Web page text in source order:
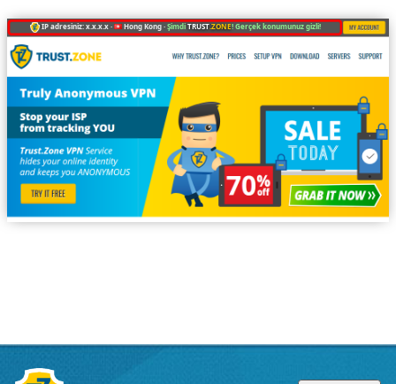
IP adresiniz: x.x.x.x · Hong Kong ·ŞimdiTRUST.ZONE! Gerçek konumunuz gizli!